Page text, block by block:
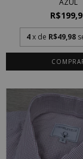
AZUL
4 x de R$49,98